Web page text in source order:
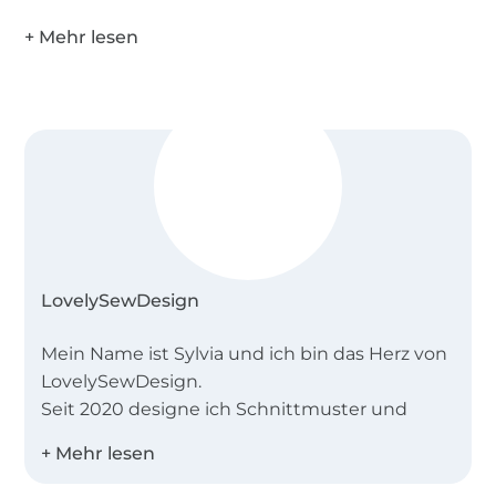
LovelySewDesign
Mein Name ist Sylvia und ich bin das Herz von
LovelySewDesign.
Seit 2020 designe ich Schnittmuster und
Erwachsene. Jedes Schnittmuster kann ganz